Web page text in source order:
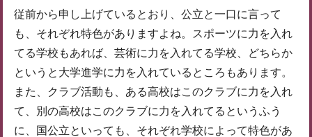
従前から申し上げているとおり、公立と一口に言って
も、それぞれ特色がありますよね。スポーツに力を入れ
てる学校もあれば、芸術に力を入れてる学校、どちらか
というと大学進学に力を入れているところもあります。
また、クラブ活動も、ある高校はこのクラブに力を入れ
て、別の高校はこのクラブに力を入れてるというふう
に、国公立といっても、それぞれ学校によって特色があ